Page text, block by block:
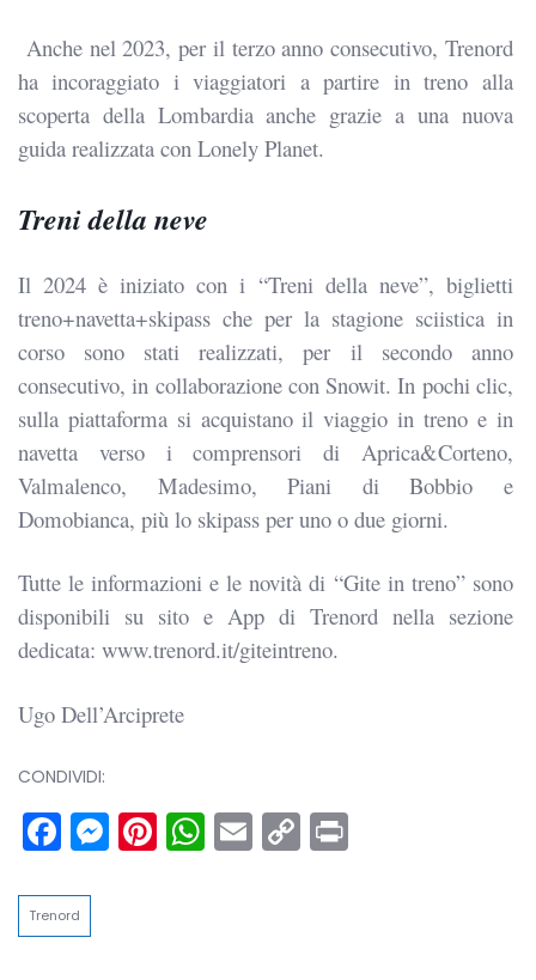
Anche nel 2023, per il terzo anno consecutivo, Trenord
ha incoraggiato i viaggiatori a partire in treno alla
scoperta della Lombardia anche grazie a una nuova
guida realizzata con Lonely Planet.
Treni della neve
Il 2024 è iniziato con i “Treni della neve”, biglietti
treno+navetta+skipass che per la stagione sciistica in
corso sono stati realizzati, per il secondo anno
consecutivo, in collaborazione con Snowit. In pochi clic,
sulla piattaforma si acquistano il viaggio in treno e in
navetta verso i comprensori di Aprica&Corteno,
Valmalenco, Madesimo, Piani di Bobbio e
Domobianca, più lo skipass per uno o due giorni.
Tutte le informazioni e le novità di “Gite in treno” sono
disponibili su sito e App di Trenord nella sezione
dedicata: www.trenord.it/giteintreno.
Ugo Dell’Arciprete
CONDIVIDI:
Facebook
Messenger
Pinterest
WhatsApp
Email
Copy
Trenord